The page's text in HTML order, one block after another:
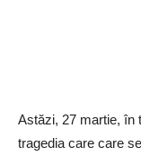
Astăzi, 27 martie, în
tragedia care care